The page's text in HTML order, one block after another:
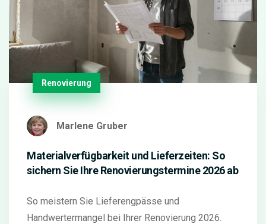
Renovierung
Marlene Gruber
Materialverfügbarkeit und Lieferzeiten: So
sichern Sie Ihre Renovierungstermine 2026 ab
So meistern Sie Lieferengpässe und
Handwertermangel bei Ihrer Renovierung 2026.